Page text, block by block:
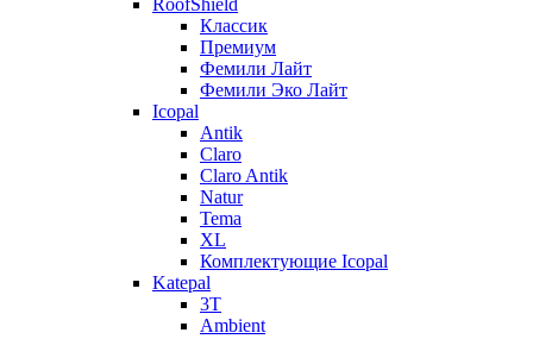
Классик
Премиум
Фемили Лайт
Фемили Эко Лайт
Icopal
Antik
Claro
Claro Antik
Natur
Tema
XL
Комплектующие Icopal
Katepal
3T
Ambient